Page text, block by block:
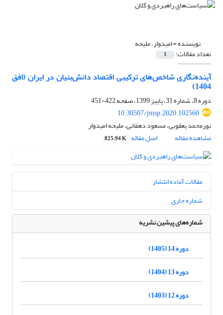
نویسنده =امیدوار، ملیحه
تعداد مقالات: 1
آینده‌نگاری شاخص‌های ترکیبی اقتصاد دانش‌بنیان در ایران (افق
1404)
دوره 8، شماره 31، پاییز 1399، صفحه
422-451
10.30507/jmsp.2020.102560
نورمحمد یعقوبی، مسعود دهقانی، ملیحه امیدوار
مشاهده مقاله
اصل مقاله 825.94 K
مقالات آماده انتشار
شماره جاری
شماره‌های پیشین نشریه
دوره 14 (1405)
دوره 13 (1404)
دوره 12 (1403)